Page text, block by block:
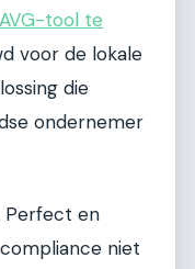
tool te
voor de lokale
die
ondernemer
Perfect en
niet